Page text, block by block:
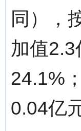
同），
加值
24.1%
0.04亿